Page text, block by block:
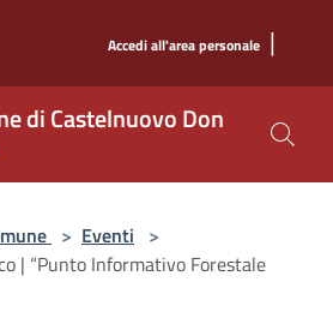
Accedi all'area personale |
di Castelnuovo Don
> Eventi >
| “Punto Informativo Forestale